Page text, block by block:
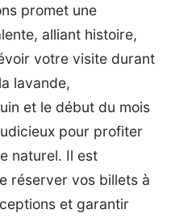
promet une
alliant histoire,
votre visite durant
lavande,
et le début du mois
pour profiter
naturel. Il est
réserver vos billets à
et garantir